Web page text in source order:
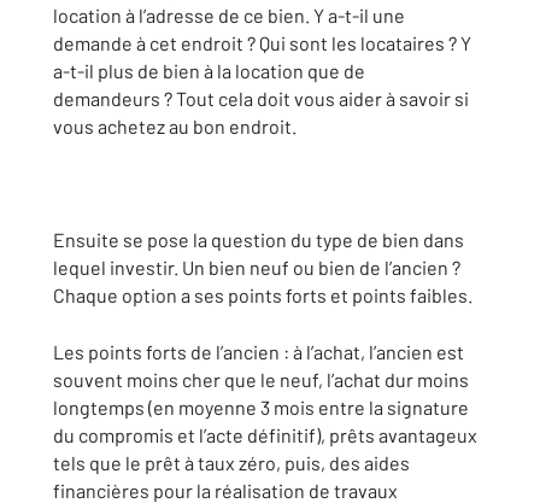
location à l’adresse de ce bien. Y a-t-il une
demande à cet endroit ? Qui sont les locataires ? Y
a-t-il plus de bien à la location que de
demandeurs ? Tout cela doit vous aider à savoir si
vous achetez au bon endroit.
Ensuite se pose la question du type de bien dans
lequel investir. Un bien neuf ou bien de l’ancien ?
Chaque option a ses points forts et points faibles.
Les points forts de l’ancien : à l’achat, l’ancien est
souvent moins cher que le neuf, l’achat dur moins
longtemps (en moyenne 3 mois entre la signature
du compromis et l’acte définitif), prêts avantageux
tels que le prêt à taux zéro, puis, des aides
financières pour la réalisation de travaux